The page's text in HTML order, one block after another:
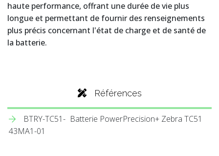
haute performance, offrant une durée de vie plus
longue et permettant de fournir des renseignements
plus précis concernant l'état de charge et de santé de
la batterie.
Références
BTRY-TC51-
43MA1-01
Batterie PowerPrecision+ Zebra TC51